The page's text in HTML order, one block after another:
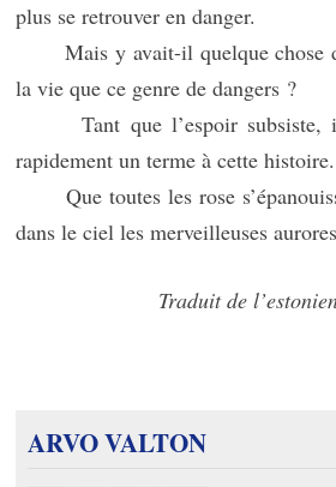
plus se retrouver en danger.
Mais y avait-il quelque chose
la vie que ce genre de dangers ?
Tant que l’espoir subsiste, il
rapidement un terme à cette histoire.
Que toutes les rose
dans le ciel les merveilleuses
Traduit de
ARVO VALTON